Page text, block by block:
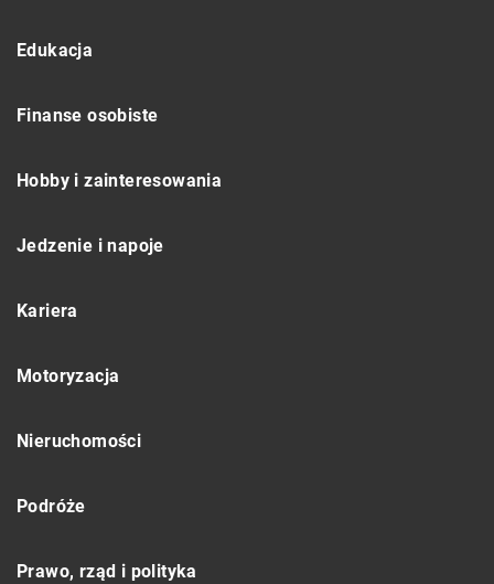
Edukacja
Finanse osobiste
Hobby i zainteresowania
Jedzenie i napoje
Kariera
Motoryzacja
Nieruchomości
Podróże
Prawo, rząd i polityka